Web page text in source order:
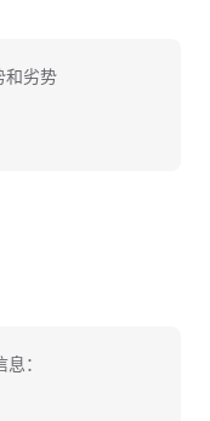
和劣势
：